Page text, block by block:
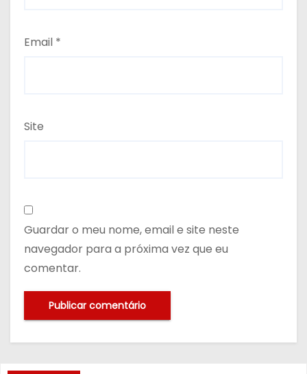
Email *
Site
Guardar o meu nome, email e site neste
navegador para a próxima vez que eu
comentar.